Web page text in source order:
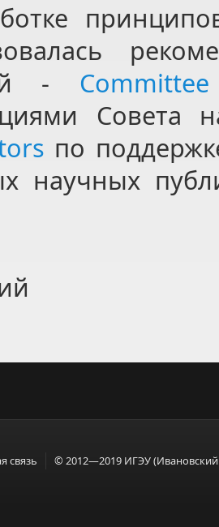
-
Совета
по
научных
связь © 2012—2019 ИГЭУ (Ивановский